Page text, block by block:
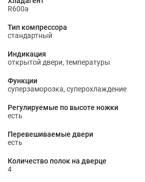
R600a
Тип компрессора
стандартный
Индикация
открытой двери, температуры
Функции
суперзаморозка, суперохлаждение
Регулируемые по высоте ножки
есть
Перевешиваемые двери
есть
Количество полок на дверце
4